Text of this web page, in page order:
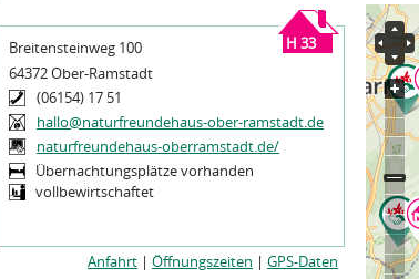
H 33
Breitensteinweg 100
64372 Ober-Ramstadt
(06154) 17 51
hallo@naturfreundehaus-ober-ramstadt.de
naturfreundehaus-oberramstadt.de/
Übernachtungsplätze vorhanden
vollbewirtschaftet
Anfahrt | Öffnungszeiten | GPS-Daten
Sie
sind
hier